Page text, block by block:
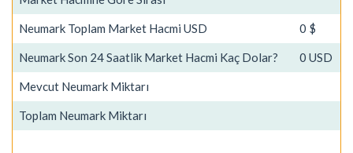
Neumark Toplam Market Hacmi USD 0 $
Neumark Son 24 Saatlik Market Hacmi Kaç Dolar? 0 USD
Mevcut Neumark Miktarı
Toplam Neumark Miktarı